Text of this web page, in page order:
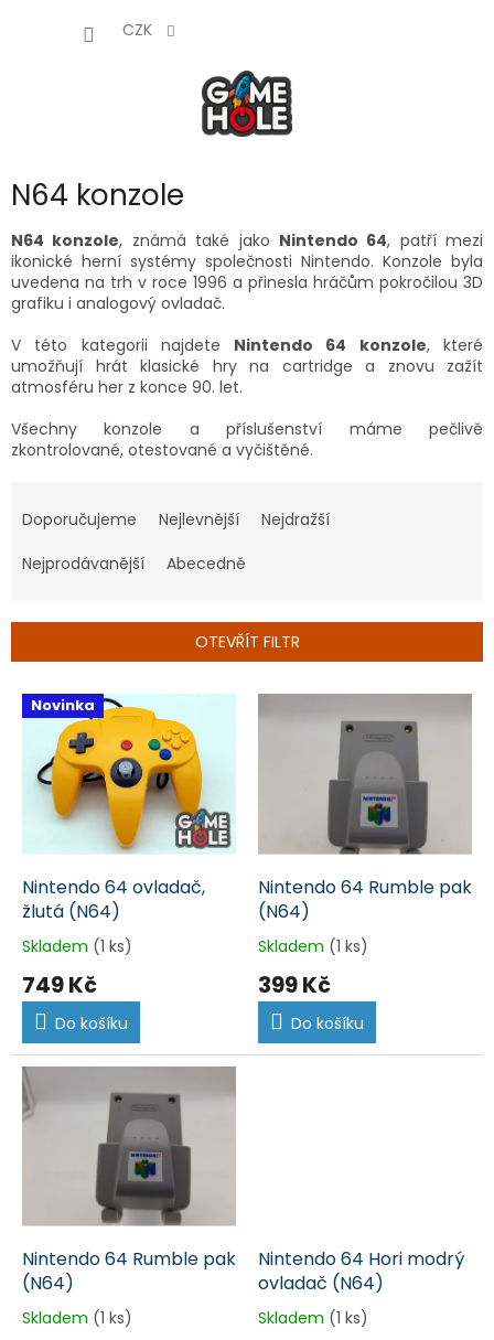
CZK
N64 konzole
N64 konzole, známá také jako Nintendo 64, patří mezi
ikonické herní systémy společnosti Nintendo. Konzole byla
uvedena na trh v roce 1996 a přinesla hráčům pokročilou 3D
grafiku i analogový ovladač.
V této kategorii najdete Nintendo 64 konzole, které
umožňují hrát klasické hry na cartridge a znovu zažít
atmosféru her z konce 90. let.
Všechny konzole a příslušenství máme pečlivě
zkontrolované, otestované a vyčištěné.
a
e
í
r
o
d
Doporučujeme Nejlevnější
Nejdražší
Nejprodávanější
Abecedně
OTEVŘÍT FILTR
V
o
d
Novinka
Nintendo 64 ovladač,
žlutá (N64)
Skladem (1 ks)
749 Kč
Do košíku
Nintendo 64 Rumble pak
(N64)
Skladem (1 ks)
399 Kč
Do košíku
Nintendo 64 Rumble pak
(N64)
Skladem (1 ks)
Nintendo 64 Hori modrý
ovladač (N64)
Skladem (1 ks)